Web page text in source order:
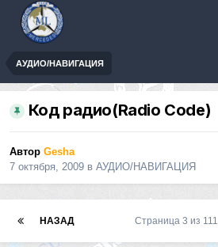
АУДИО/НАВИГАЦИЯ
Код радио(Radio Code)
Автор Gesha
7 октября, 2009 в АУДИО/НАВИГАЦИЯ
НАЗАД Страница 3 из 111